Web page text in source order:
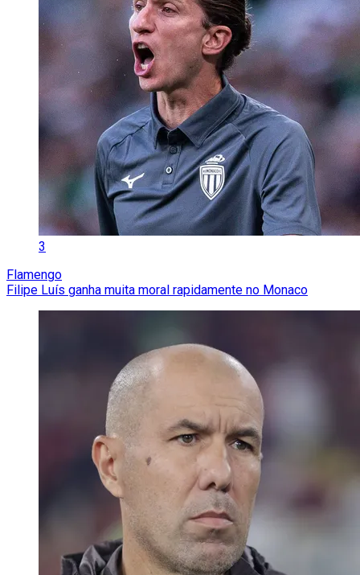
3
Flamengo
Filipe Luís ganha muita moral rapidamente no Monaco